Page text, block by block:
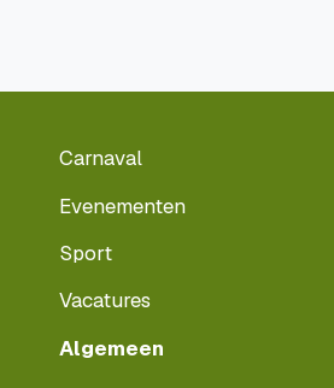
Carnaval
Evenementen
Sport
Vacatures
Algemeen